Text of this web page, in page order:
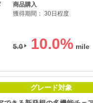
商品購入
獲得期間： 30日程度
5.0 10.0%
グレード対象